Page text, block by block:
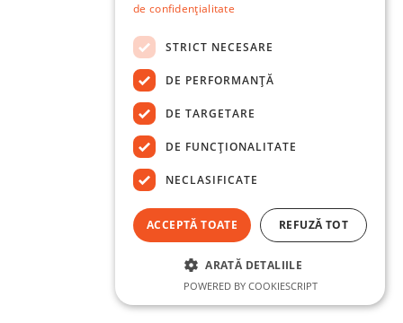
de confidențialitate
STRICT NECESARE
DE PERFORMANȚĂ
DE TARGETARE
DE FUNCŢIONALITATE
NECLASIFICATE
ACCEPTĂ TOATE REFUZĂ TOT
ARATĂ DETALIILE
POWERED BY COOKIESCRIPT